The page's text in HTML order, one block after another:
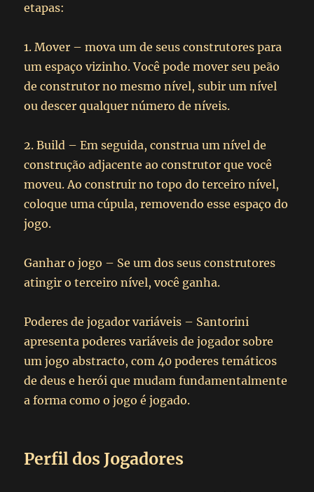
etapas:
1. Mover – mova um de seus construtores para
um espaço vizinho. Você pode mover seu peão
de construtor no mesmo nível, subir um nível
ou descer qualquer número de níveis.
2. Build – Em seguida, construa um nível de
construção adjacente ao construtor que você
moveu. Ao construir no topo do terceiro nível,
coloque uma cúpula, removendo esse espaço do
jogo.
Ganhar o jogo – Se um dos seus construtores
atingir o terceiro nível, você ganha.
Poderes de jogador variáveis – Santorini
apresenta poderes variáveis de jogador sobre
um jogo abstracto, com 40 poderes temáticos
de deus e herói que mudam fundamentalmente
a forma como o jogo é jogado.
Perfil dos Jogadores